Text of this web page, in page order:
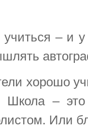
– и у
хорошо
Школа –
Или